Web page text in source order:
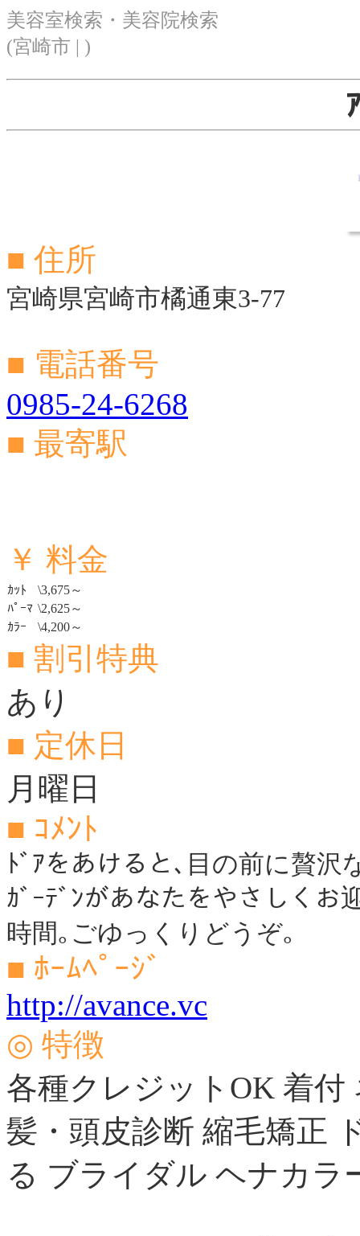
美容室検索・美容院検索
(宮崎市 | )
■ 住所
宮崎県宮崎市橘通東3-77
■ 電話番号
0985-24-6268
■ 最寄駅
￥ 料金
ｶｯﾄ
\3,675～
ﾊﾟｰﾏ \2,625～
ｶﾗｰ
\4,200～
■ 割引特典
あり
■ 定休日
月曜日
■ ｺﾒﾝﾄ
ﾄﾞｱをあけると､目の前に贅
ｶﾞｰﾃﾞﾝがあなたをやさしく
時間｡ごゆっくりどうぞ｡
■ ﾎｰﾑﾍﾟｰｼﾞ
http://avance.vc
◎ 特徴
各種クレジットOK 着
髪・頭皮診断 縮毛矯正
る ブライダル ヘナカラ